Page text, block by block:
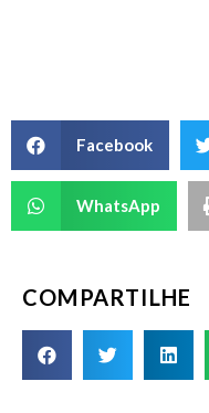
Facebook
WhatsApp
COMPARTILHE